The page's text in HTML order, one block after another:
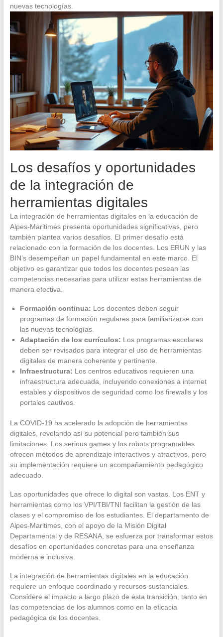
nuevas tecnologías.
Los desafíos y oportunidades
de la integración de
herramientas digitales
La integración de herramientas digitales en la educación de
Alpes-Maritimes presenta oportunidades significativas, pero
también plantea varios desafíos. El primer desafío está
relacionado con la formación de los docentes. Los ERUN y las
BIN’s desempeñan un papel fundamental en este marco. El
objetivo es garantizar que todos los docentes posean las
competencias necesarias para utilizar estas herramientas de
manera efectiva.
Formación continua: Los docentes deben seguir
programas de formación regulares para familiarizarse con
las nuevas tecnologías.
Adaptación de los currículos: Los programas escolares
deben ser revisados para integrar el uso de herramientas
digitales de manera coherente y pertinente.
Infraestructura: Los centros educativos requieren una
infraestructura adecuada, incluyendo conexiones a internet
estables y dispositivos de seguridad como los firewalls y los
portales cautivos.
La COVID-19 ha acelerado la adopción de herramientas
digitales, revelando así su potencial pero también sus
limitaciones. Los serious games y los robots programables
ofrecen métodos de aprendizaje interactivos y atractivos, pero
su implementación requiere un acompañamiento pedagógico
adecuado.
Las oportunidades que ofrece lo digital son vastas. Los ENT y
herramientas como los VPI/TBI/TNI facilitan la gestión de las
clases y el compromiso de los estudiantes. El departamento de
Alpes-Maritimes, con el apoyo de la Misión Digital
Departamental y de RESANA, se esfuerza por transformar estos
desafíos en oportunidades concretas para una enseñanza
moderna e inclusiva.
La integración de herramientas digitales en la educación
requiere un enfoque coordinado y recursos sustanciales.
Considere el impacto a largo plazo de esta transición, tanto en
las competencias de los alumnos como en la eficacia
pedagógica de los docentes.